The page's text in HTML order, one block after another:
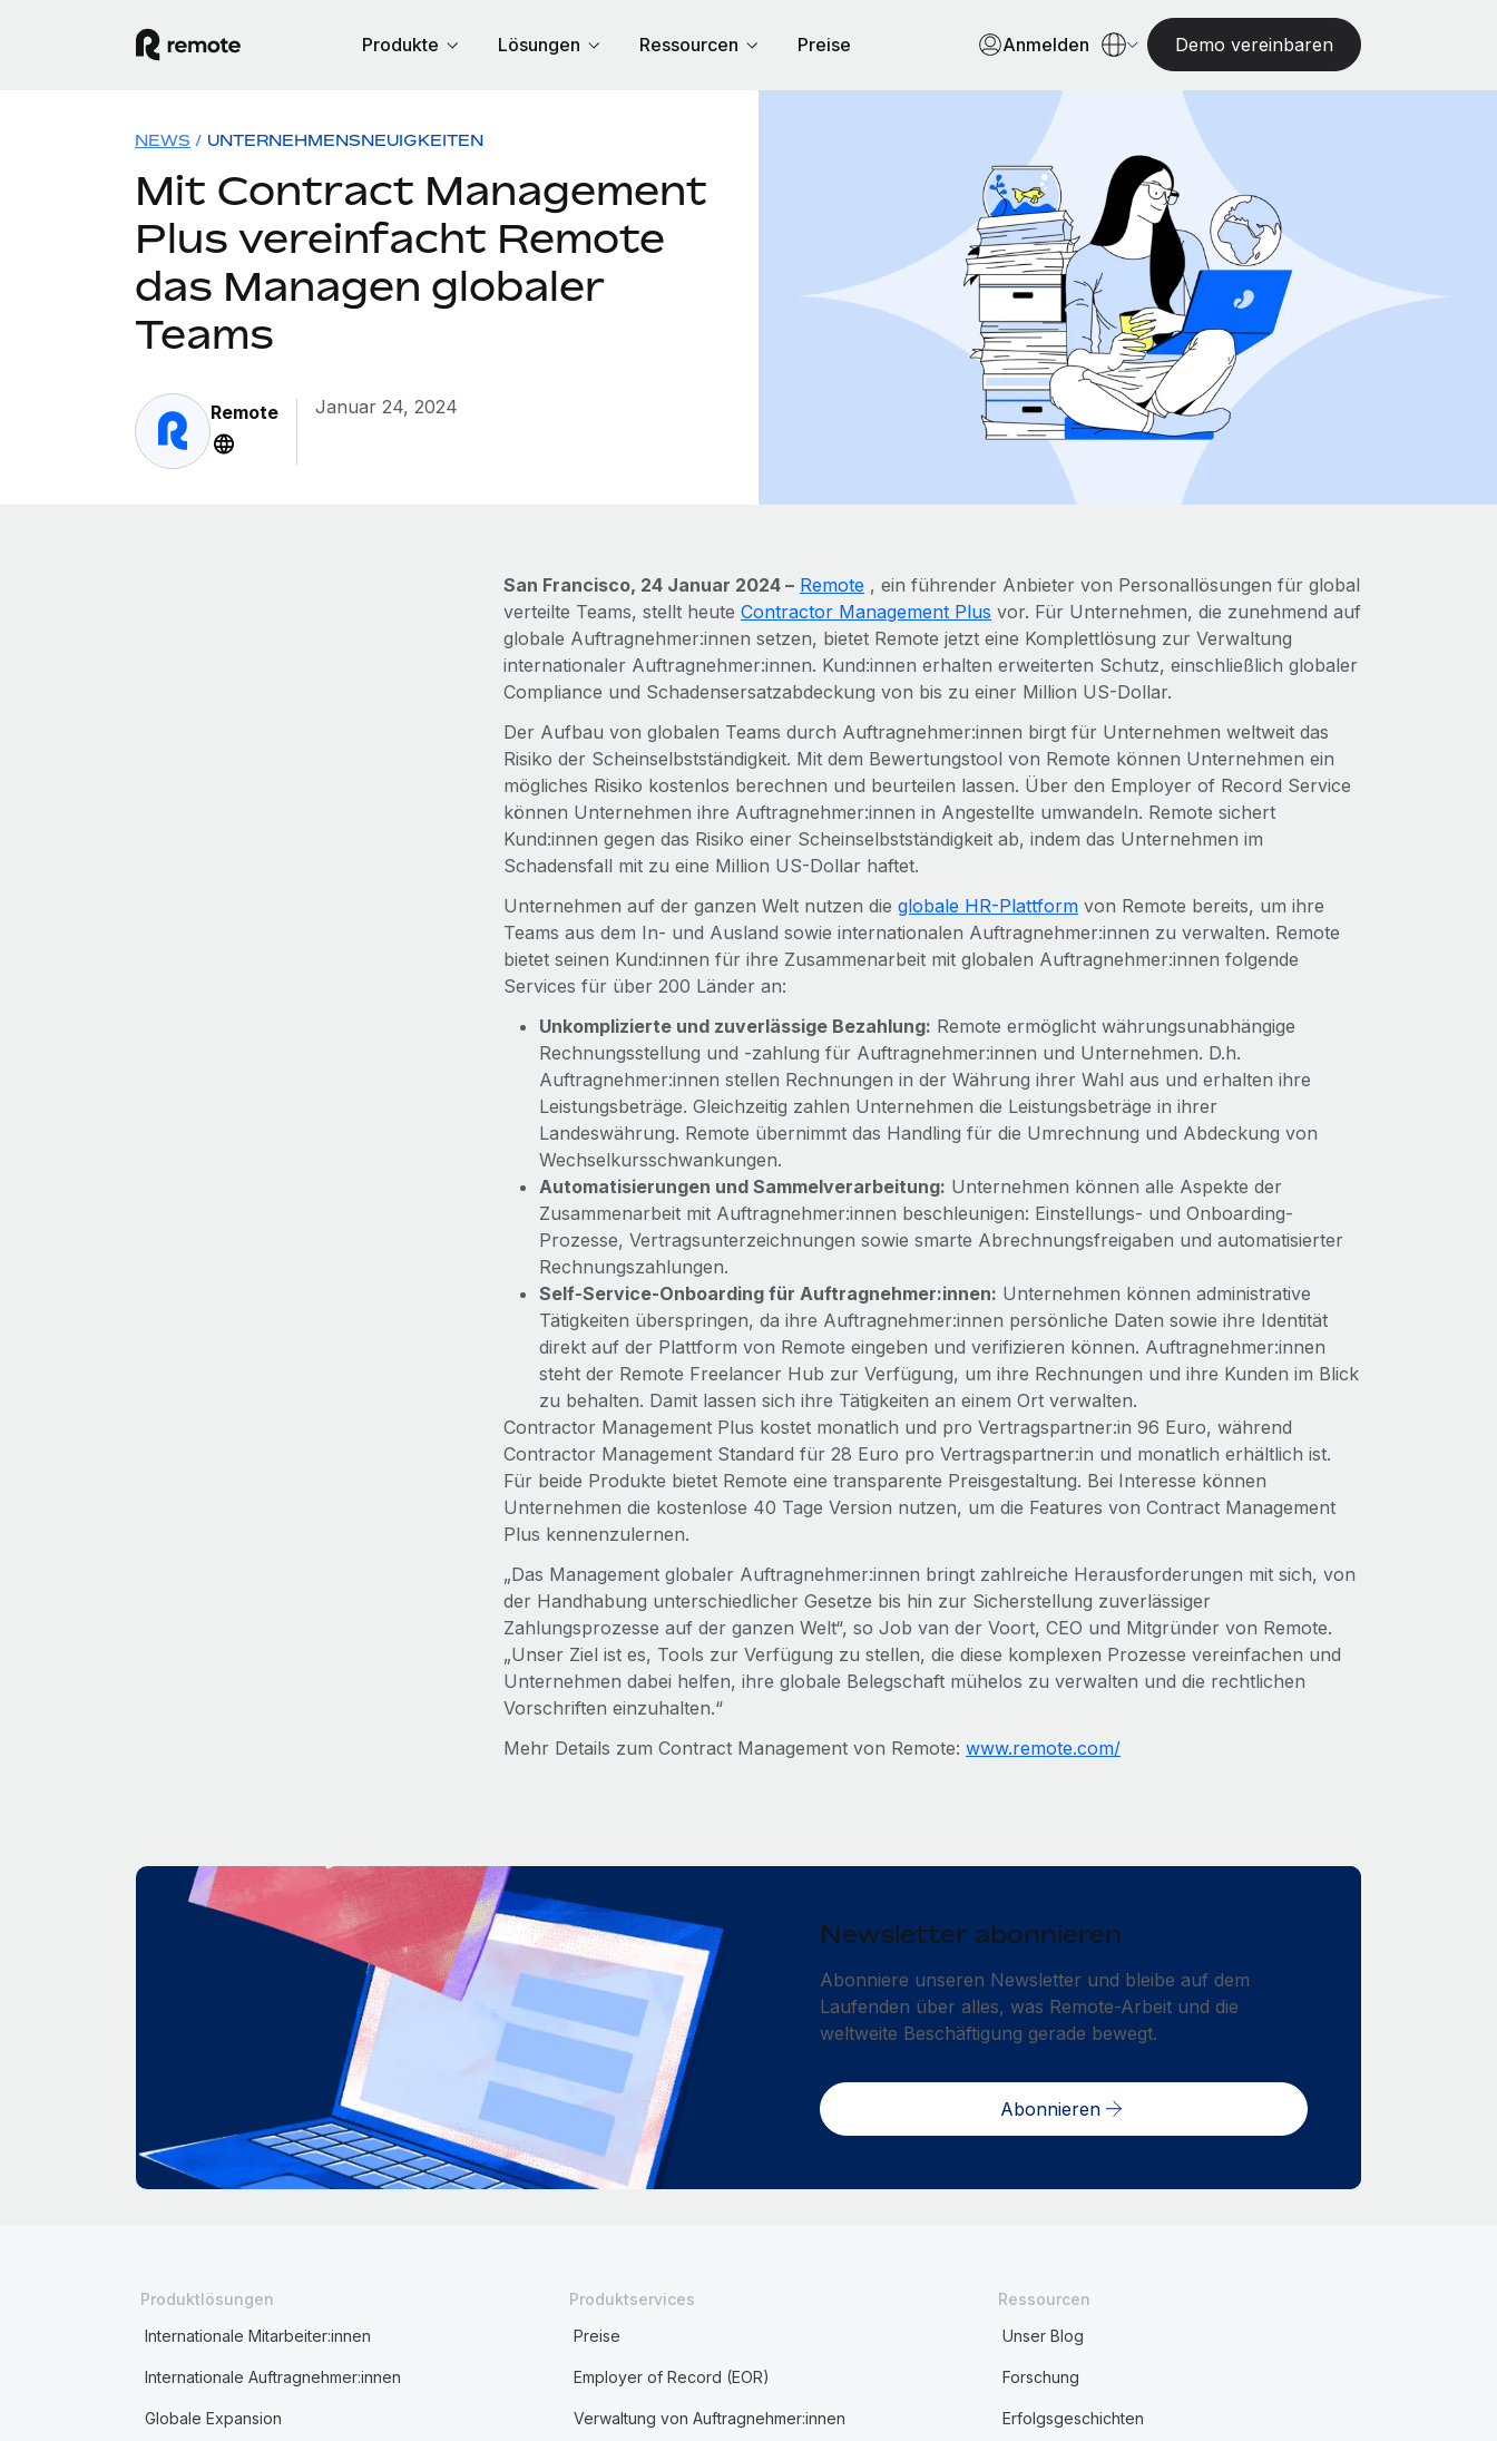
Produkte Lösungen Ressourcen Preise Anmelden Demo vereinbaren
NEWS / UNTERNEHMENSNEUIGKEITEN
Mit Contract Management
Plus vereinfacht Remote
das Managen globaler
Teams
Remote Januar 24, 2024
San Francisco, 24 Januar 2024 – Remote , ein führender Anbieter von Personallösungen für global
verteilte Teams, stellt heute Contractor Management Plus vor. Für Unternehmen, die zunehmend auf
globale Auftragnehmer:innen setzen, bietet Remote jetzt eine Komplettlösung zur Verwaltung
internationaler Auftragnehmer:innen. Kund:innen erhalten erweiterten Schutz, einschließlich globaler
Compliance und Schadensersatzabdeckung von bis zu einer Million US-Dollar.
Der Aufbau von globalen Teams durch Auftragnehmer:innen birgt für Unternehmen weltweit das
Risiko der Scheinselbstständigkeit. Mit dem Bewertungstool von Remote können Unternehmen ein
mögliches Risiko kostenlos berechnen und beurteilen lassen. Über den Employer of Record Service
können Unternehmen ihre Auftragnehmer:innen in Angestellte umwandeln. Remote sichert
Kund:innen gegen das Risiko einer Scheinselbstständigkeit ab, indem das Unternehmen im
Schadensfall mit zu eine Million US-Dollar haftet.
Unternehmen auf der ganzen Welt nutzen die globale HR-Plattformvon Remote bereits, um ihre
Teams aus dem In- und Ausland sowie internationalen Auftragnehmer:innen zu verwalten. Remote
bietet seinen Kund:innen für ihre Zusammenarbeit mit globalen Auftragnehmer:innen folgende
Services für über 200 Länder an:
Unkomplizierte und zuverlässige Bezahlung: Remote ermöglicht währungsunabhängige
Rechnungsstellung und -zahlung für Auftragnehmer:innen und Unternehmen. D.h.
Auftragnehmer:innen stellen Rechnungen in der Währung ihrer Wahl aus und erhalten ihre
Leistungsbeträge. Gleichzeitig zahlen Unternehmen die Leistungsbeträge in ihrer
Landeswährung. Remote übernimmt das Handling für die Umrechnung und Abdeckung von
Wechselkursschwankungen.
Automatisierungen und Sammelverarbeitung: Unternehmen können alle Aspekte der
Zusammenarbeit mit Auftragnehmer:innen beschleunigen: Einstellungs- und Onboarding-
Prozesse, Vertragsunterzeichnungen sowie smarte Abrechnungsfreigaben und automatisierter
Rechnungszahlungen.
Self-Service-Onboarding für Auftragnehmer:innen: Unternehmen können administrative
Tätigkeiten überspringen, da ihre Auftragnehmer:innen persönliche Daten sowie ihre Identität
direkt auf der Plattform von Remote eingeben und verifizieren können. Auftragnehmer:innen
steht der Remote Freelancer Hub zur Verfügung, um ihre Rechnungen und ihre Kunden im Blick
zu behalten. Damit lassen sich ihre Tätigkeiten an einem Ort verwalten.
Contractor Management Plus kostet monatlich und pro Vertragspartner:in 96 Euro, während
Contractor Management Standard für 28 Euro pro Vertragspartner:in und monatlich erhältlich ist.
Für beide Produkte bietet Remote eine transparente Preisgestaltung. Bei Interesse können
Unternehmen die kostenlose 40 Tage Version nutzen, um die Features von Contract Management
Plus kennenzulernen.
„Das Management globaler Auftragnehmer:innen bringt zahlreiche Herausforderungen mit sich, von
der Handhabung unterschiedlicher Gesetze bis hin zur Sicherstellung zuverlässiger
Zahlungsprozesse auf der ganzen Welt“, so Job van der Voort, CEO und Mitgründer von Remote.
„Unser Ziel ist es, Tools zur Verfügung zu stellen, die diese komplexen Prozesse vereinfachen und
Unternehmen dabei helfen, ihre globale Belegschaft mühelos zu verwalten und die rechtlichen
Vorschriften einzuhalten.“
Mehr Details zum Contract Management von Remote: www.remote.com/
Newsletter abonnieren
Abonniere unseren Newsletter und bleibe auf dem
Laufenden über alles, was Remote-Arbeit und die
weltweite Beschäftigung gerade bewegt.
Abonnieren
Produktlösungen
Internationale Mitarbeiter:innen
Internationale Auftragnehmer:innen
Globale Expansion
Produktservices
Preise
Employer of Record (EOR)
Verwaltung von Auftragnehmer:innen
Ressourcen
Unser Blog
Forschung
Erfolgsgeschichten